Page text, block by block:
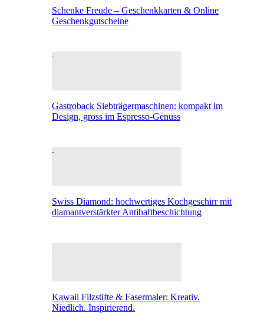
Schenke Freude – Geschenkkarten & Online
Geschenkgutscheine
Gastroback Siebträgermaschinen: kompakt im
Design, gross im Espresso-Genuss
Swiss Diamond: hochwertiges Kochgeschirr mit
diamantverstärkter Antihaftbeschichtung
Kawaii Filzstifte & Fasermaler: Kreativ.
Niedlich. Inspirierend.